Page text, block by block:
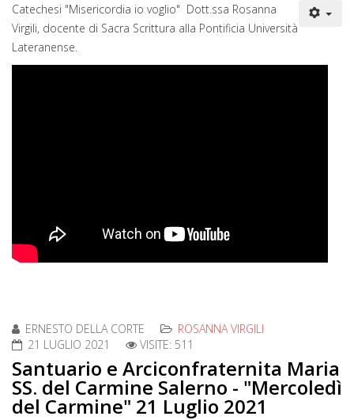
Catechesi "Misericordia io voglio" Dott.ssa Rosanna
Virgili, docente di Sacra Scrittura alla Pontificia Università
Lateranense.
ERNESTO DELLA CORTE
ROSANNA VIRGILI
21 LUGLIO 2021
VISITE: 511
Santuario e Arciconfraternita Maria
SS. del Carmine Salerno - "Mercoledì
del Carmine" 21 Luglio 2021